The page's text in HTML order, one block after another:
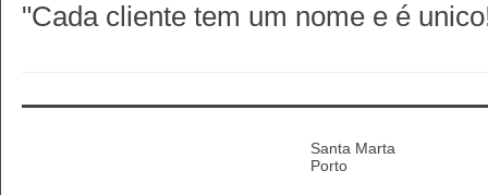
"Cada cliente tem um nome e é
Santa Marta
Porto